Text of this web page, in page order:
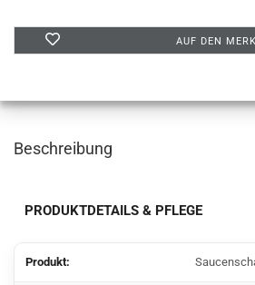
AUF DEN
Beschreibung
PRODUKTDETAILS & PFLEGE
Produkt: